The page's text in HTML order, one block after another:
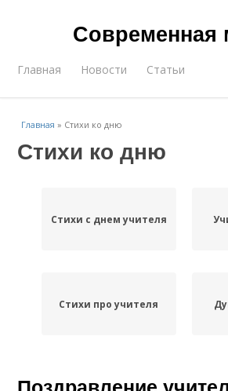
Современная
Главная Новости Статьи
Главная » Стихи ко дню
Стихи ко дню
Стихи с днем учителя
Стихи про учителя